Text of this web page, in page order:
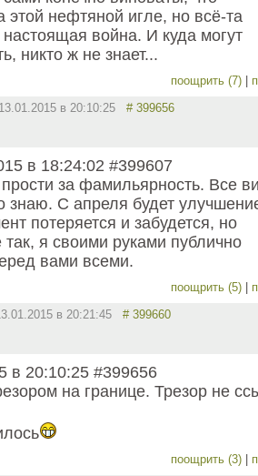
этой нефтяной игле, но всё-та
война. И куда могут
никто ж не знает...
поощрить (7)
13.01.2015 в 20:10:25 # 399656
в 18:24:02 #399607
за фамильярность. Все
знаю. С апреля будет
потеряется и забудется, но
я своими руками публично
вами всеми.
поощрить (5)
в 20:21:45 # 399660
в 20:10:25 #399656
на границе. Трезор не
поощрить (3)